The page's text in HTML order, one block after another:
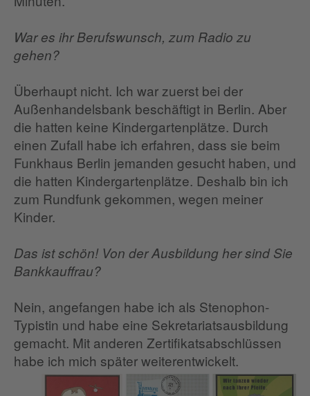
War es ihr Berufswunsch, zum Radio zu
gehen?
Überhaupt nicht. Ich war zuerst bei der
Außenhandelsbank beschäftigt in Berlin. Aber
die hatten keine Kindergartenplätze. Durch
einen Zufall habe ich erfahren, dass sie beim
Funkhaus Berlin jemanden gesucht haben, und
die hatten Kindergartenplätze. Deshalb bin ich
zum Rundfunk gekommen, wegen meiner
Kinder.
Das ist schön! Von der Ausbildung her sind Sie
Bankkauffrau?
Nein, angefangen habe ich als Stenophon-
Typistin und habe eine Sekretariatsausbildung
gemacht. Mit anderen Zertifikatsabschlüssen
habe ich mich später weiterentwickelt.